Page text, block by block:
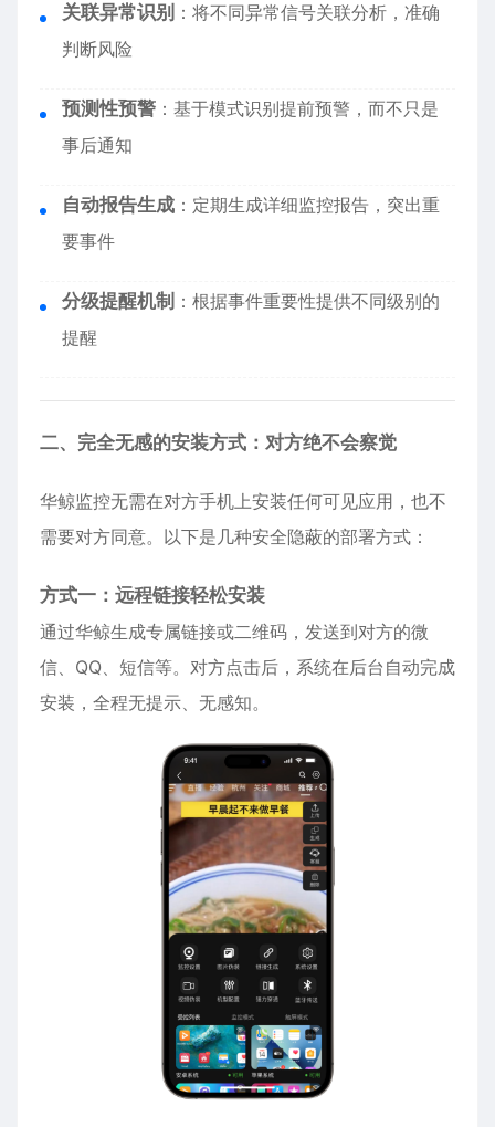
关联异常识别 ：将不同异常信号关联分析，准确
判断风险
预测性预警 ：基于模式识别提前预警，而不只是
事后通知
自动报告生成 ：定期生成详细监控报告，突出重
要事件
分级提醒机制 ：根据事件重要性提供不同级别的
提醒
二、完全无感的安装方式：对方绝不会察觉
华鲸监控无需在对方手机上安装任何可见应用，也不
需要对方同意。以下是几种安全隐蔽的部署方式：
方式一：远程链接轻松安装
通过华鲸生成专属链接或二维码，发送到对方的微
信、QQ、短信等。对方点击后，系统在后台自动完成
安装，全程无提示、无感知。